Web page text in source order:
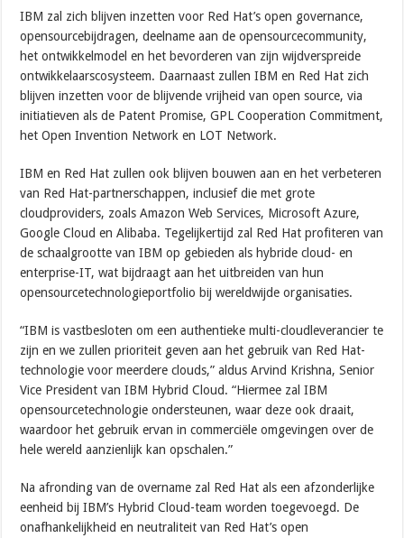
IBM zal zich blijven inzetten voor Red Hat’s open governance,
opensourcebijdragen, deelname aan de opensourcecommunity,
het ontwikkelmodel en het bevorderen van zijn wijdverspreide
ontwikkelaarscosysteem. Daarnaast zullen IBM en Red Hat zich
blijven inzetten voor de blijvende vrijheid van open source, via
initiatieven als de Patent Promise, GPL Cooperation Commitment,
het Open Invention Network en LOT Network.
IBM en Red Hat zullen ook blijven bouwen aan en het verbeteren
van Red Hat-partnerschappen, inclusief die met grote
cloudproviders, zoals Amazon Web Services, Microsoft Azure,
Google Cloud en Alibaba. Tegelijkertijd zal Red Hat profiteren van
de schaalgrootte van IBM op gebieden als hybride cloud- en
enterprise-IT, wat bijdraagt aan het uitbreiden van hun
opensourcetechnologieportfolio bij wereldwijde organisaties.
“IBM is vastbesloten om een ​​authentieke multi-cloudleverancier te
zijn en we zullen prioriteit geven aan het gebruik van Red Hat-
technologie voor meerdere clouds,” aldus Arvind Krishna, Senior
Vice President van IBM Hybrid Cloud. “Hiermee zal IBM
opensourcetechnologie ondersteunen, waar deze ook draait,
waardoor het gebruik ervan in commerciële omgevingen over de
hele wereld aanzienlijk kan opschalen.”
Na afronding van de overname zal Red Hat als een afzonderlijke
eenheid bij IBM’s Hybrid Cloud-team worden toegevoegd. De
onafhankelijkheid en neutraliteit van Red Hat’s open